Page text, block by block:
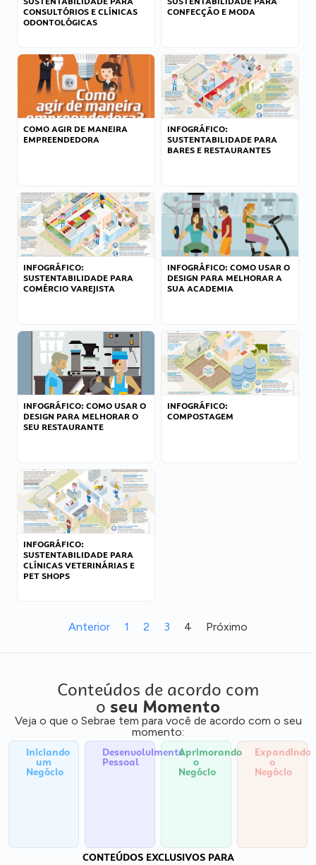
CONSULTÓRIOS E CLÍNICAS
ODONTOLÓGICAS
CONFECÇÃO E MODA
COMO AGIR DE MANEIRA
EMPREENDEDORA
INFOGRÁFICO:
SUSTENTABILIDADE PARA
BARES E RESTAURANTES
INFOGRÁFICO:
SUSTENTABILIDADE PARA
COMÉRCIO VAREJISTA
INFOGRÁFICO: COMO USAR O
DESIGN PARA MELHORAR A
SUA ACADEMIA
INFOGRÁFICO: COMO USAR O
DESIGN PARA MELHORAR O
SEU RESTAURANTE
INFOGRÁFICO:
COMPOSTAGEM
INFOGRÁFICO:
SUSTENTABILIDADE PARA
CLÍNICAS VETERINÁRIAS E
PET SHOPS
Anterior 1 2 3 4 Próximo
Conteúdos de acordo com
o seu Momento
Veja o que o Sebrae tem para você de acordo com o seu
momento:
Iniciando
um
Negócio
Desenvolvimento
Pessoal
Aprimorando
o
Negócio
Expandindo
o
Negócio
CONTEÚDOS EXCLUSIVOS PARA